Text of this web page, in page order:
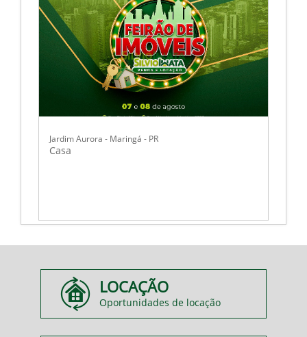
Jardim Aurora - Maringá - PR
Casa
LOCAÇÃO
Oportunidades de locação